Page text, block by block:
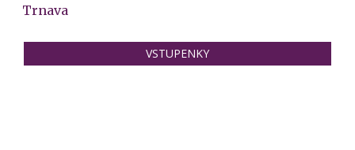
Trnava
VSTUPENKY